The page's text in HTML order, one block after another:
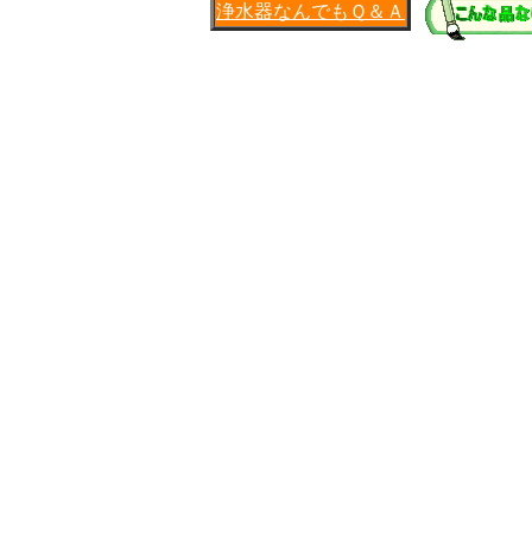
浄水器なんでもＱ＆Ａ